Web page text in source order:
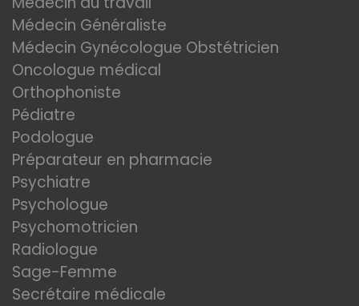
Médecin Généraliste
Médecin Gynécologue Obstétricien
Oncologue médical
Orthophoniste
Pédiatre
Podologue
Préparateur en pharmacie
Psychiatre
Psychologue
Psychomotricien
Radiologue
Sage-Femme
Secrétaire médicale